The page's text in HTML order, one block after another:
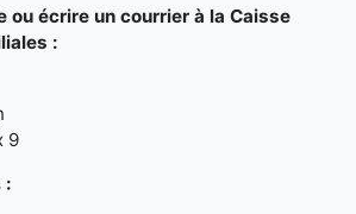
ou écrire un courrier à la Caisse
:
9
: